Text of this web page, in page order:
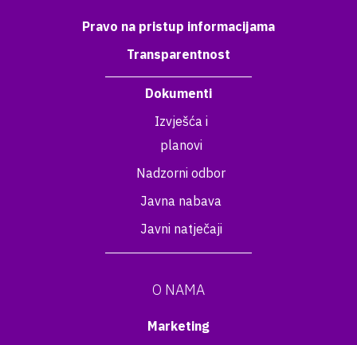
Pravo na pristup informacijama
Transparentnost
Dokumenti
Izvješća i
planovi
Nadzorni odbor
Javna nabava
Javni natječaji
O NAMA
Marketing